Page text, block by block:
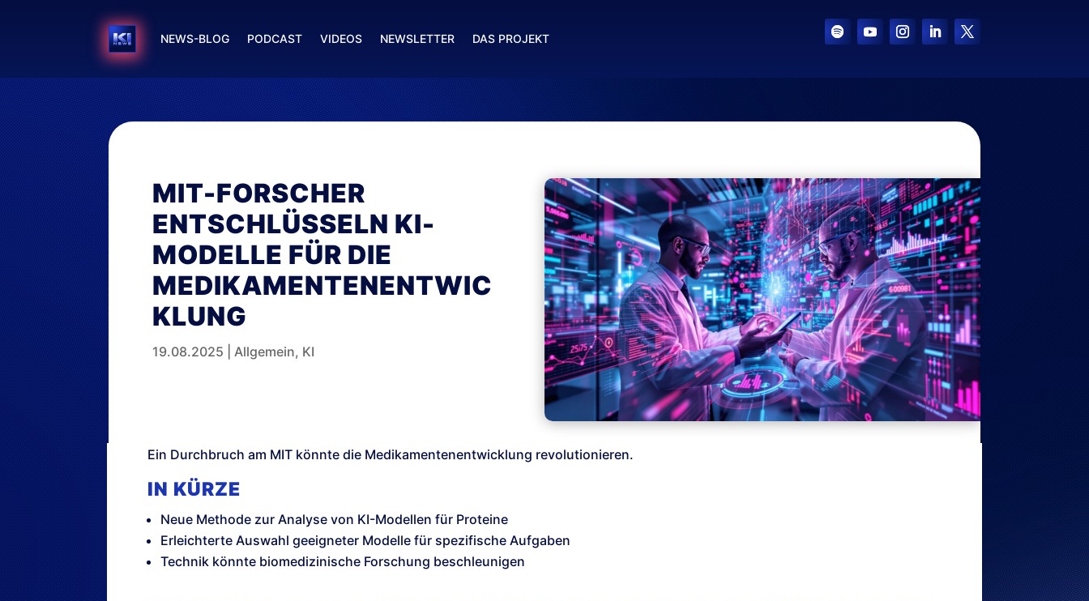
NEWS-BLOG PODCAST VIDEOS NEWSLETTER DAS PROJEKT
MIT-FORSCHER
ENTSCHLÜSSELN KI-
MODELLE FÜR DIE
MEDIKAMENTENENTWIC
KLUNG
19.08.2025 Allgemein, KI
Ein Durchbruch am MIT könnte die Medikamentenentwicklung revolutionieren.
IN KÜRZE
Neue Methode zur Analyse von KI-Modellen für Proteine
Erleichterte Auswahl geeigneter Modelle für spezifische Aufgaben
Technik könnte biomedizinische Forschung beschleunigen